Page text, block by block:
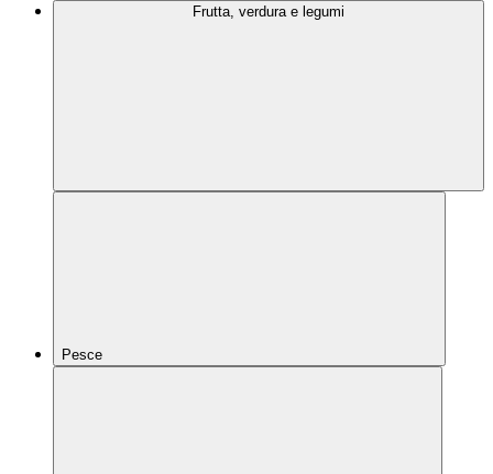
Frutta, verdura e legumi
Pesce